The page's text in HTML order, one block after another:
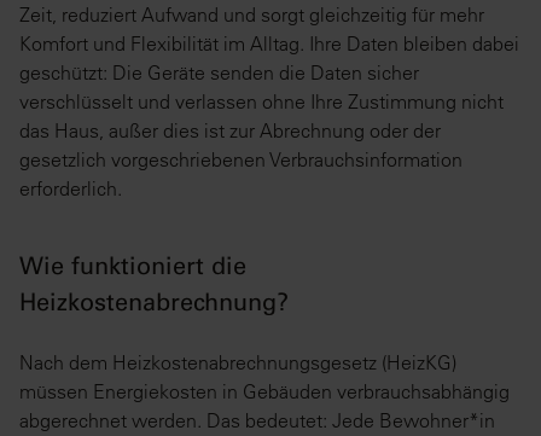
Zeit, reduziert Aufwand und sorgt gleichzeitig für mehr
Komfort und Flexibilität im Alltag. Ihre Daten bleiben dabei
geschützt: Die Geräte senden die Daten sicher
verschlüsselt und verlassen ohne Ihre Zustimmung nicht
das Haus, außer dies ist zur Abrechnung oder der
gesetzlich vorgeschriebenen Verbrauchsinformation
erforderlich.
Wie funktioniert die
Heizkostenabrechnung?
Nach dem Heizkostenabrechnungsgesetz (HeizKG)
müssen Energiekosten in Gebäuden verbrauchsabhängig
abgerechnet werden. Das bedeutet: Jede Bewohner*in